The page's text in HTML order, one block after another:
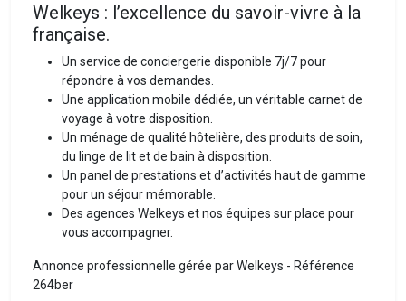
cuisson, réfrigérateur, congélateur, lave-vaisselle),
- des toilettes indépendantes en rez-de-chaussée,
- aspirateur, lave-linge, sèche-cheveux, matériel de
repassage,
- TV, WiFi, ventilateur.
La qualité Welkeys
Découvrez l'art français de bien vivre en vacances avec
Welkeys.
→ Avant votre séjour, nos experts Welkeys vous
transmettront toutes les informations relatives à votre
voyageurs : un véritable carnet de voyage numérique qui
regroupe les caractéristiques de votre location et toutes les
Welkeys : l’excellence du savoir-vivre à la
française.
Un service de conciergerie disponible 7j/7 pour
répondre à vos demandes.
Une application mobile dédiée, un véritable carnet de
voyage à votre disposition.
Un ménage de qualité hôtelière, des produits de soin,
du linge de lit et de bain à disposition.
Un panel de prestations et d’activités haut de gamme
pour un séjour mémorable.
Des agences Welkeys et nos équipes sur place pour
vous accompagner.
Annonce professionnelle gérée par Welkeys - Référence
264ber